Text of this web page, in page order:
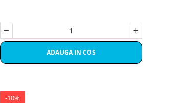
ADAUGA IN COS
-10%